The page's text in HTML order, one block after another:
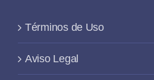
Términos de Uso
Aviso Legal